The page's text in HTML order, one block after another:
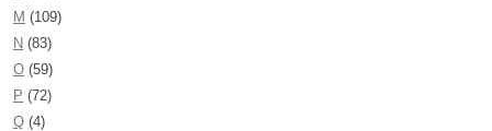
M (109)
N (83)
O (59)
P (72)
Q (4)